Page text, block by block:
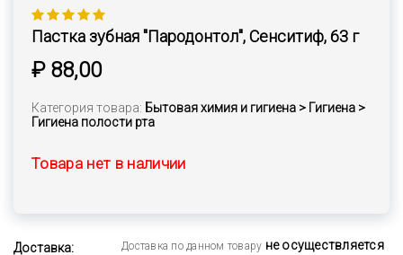
Пастка зубная "Пародонтол", Сенситиф, 63 г
₽ 88,00
Категория товара: Бытовая химия и гигиена > Гигиена >
Гигиена полости рта
Товара нет в наличии
Доставка: Доставка по данном товару не осуществляется